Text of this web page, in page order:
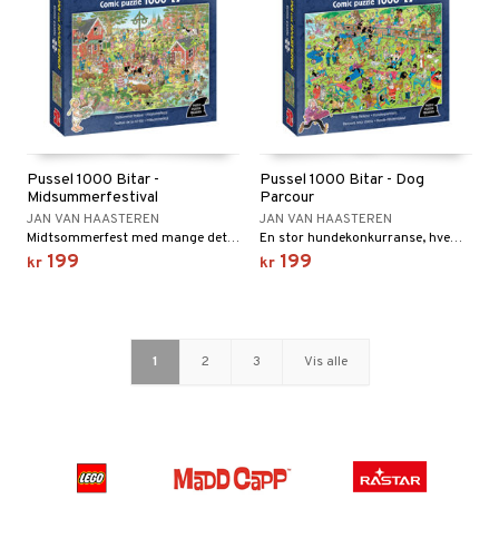
Pussel 1000 Bitar -
Midsummerfestival
JAN VAN HAASTEREN
Midtsommerfest med mange detaljer!
kr 199
Pussel 1000 Bitar - Dog
Parcour
JAN VAN HAASTEREN
En stor hundekonkurranse, hvem klarer seg best?
kr 199
1 2 3 Vis alle